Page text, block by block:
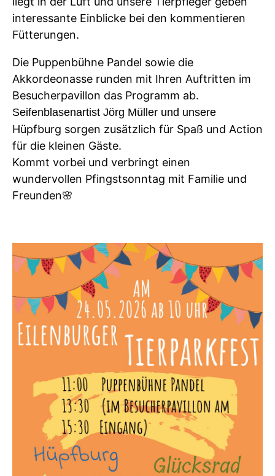
interessante Einblicke bei den kommentieren
Fütterungen.
Die Puppenbühne Pandel sowie die
Akkordeonasse runden mit Ihren Auftritten im
Besucherpavillon das Programm ab.
Seifenblasenartist Jörg Müller und unsere
Hüpfburg sorgen zusätzlich für Spaß und Action
für die kleinen Gäste.
Kommt vorbei und verbringt einen
wundervollen Pfingstsonntag mit Familie und
Freunden🌸